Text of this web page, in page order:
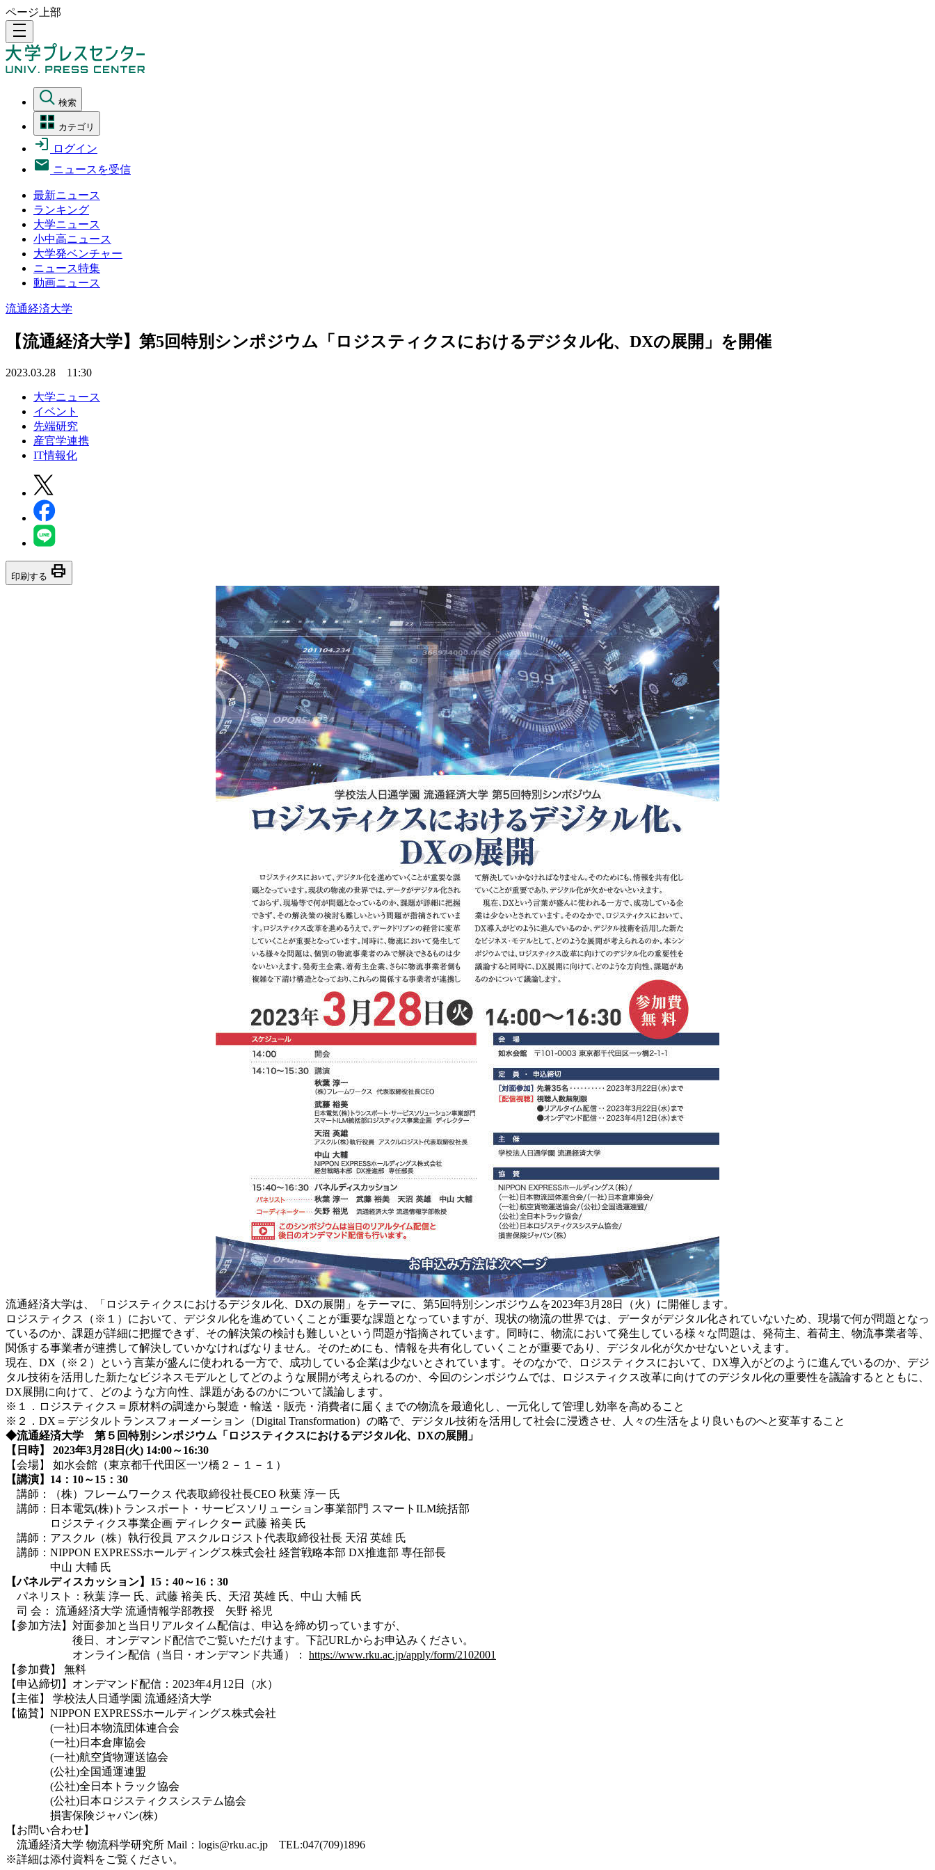
ページ上部
density_medium
検索
カテゴリ
ログイン
ニュースを受信
最新ニュース
ランキング
大学ニュース
小中高ニュース
大学発ベンチャー
ニュース特集
動画ニュース
流通経済大学
【流通経済大学】第5回特別シンポジウム「ロジスティクスにおけるデジタル化、DXの展開」を開催
2023.03.28 11:30
大学ニュース
イベント
先端研究
産官学連携
IT情報化
印刷する print
流通経済大学は、「ロジスティクスにおけるデジタル化、DXの展開」をテーマに、第5回特別シンポジウムを2023年3月28日（火）に開催します。
ロジスティクス（※１）において、デジタル化を進めていくことが重要な課題となっていますが、現状の物流の世界では、データがデジタル化されていないため、現場で何が問題となっ
ているのか、課題が詳細に把握できず、その解決策の検討も難しいという問題が指摘されています。同時に、物流において発生している様々な問題は、発荷主、着荷主、物流事業者等、
関係する事業者が連携して解決していかなければなりません。そのためにも、情報を共有化していくことが重要であり、デジタル化が欠かせないといえます。
現在、DX（※２）という言葉が盛んに使われる一方で、成功している企業は少ないとされています。そのなかで、ロジスティクスにおいて、DX導入がどのように進んでいるのか、デジ
タル技術を活用した新たなビジネスモデルとしてどのような展開が考えられるのか、今回のシンポジウムでは、ロジスティクス改革に向けてのデジタル化の重要性を議論するとともに、
DX展開に向けて、どのような方向性、課題があるのかについて議論します。
※１．ロジスティクス＝原材料の調達から製造・輸送・販売・消費者に届くまでの物流を最適化し、一元化して管理し効率を高めること
※２．DX＝デジタルトランスフォーメーション（Digital Transformation）の略で、デジタル技術を活用して社会に浸透させ、人々の生活をより良いものへと変革すること
◆流通経済大学 第５回特別シンポジウム「ロジスティクスにおけるデジタル化、DXの展開」
【日時】 2023年3月28日(火) 14:00～16:30
【会場】 如水会館（東京都千代田区一ツ橋２－１－１）
【講演】14：10～15：30
講師：（株）フレームワークス 代表取締役社長CEO 秋葉 淳一 氏
講師：日本電気(株)トランスポート・サービスソリューション事業部門 スマートILM統括部
ロジスティクス事業企画 ディレクター 武藤 裕美 氏
講師：アスクル（株）執行役員 アスクルロジスト代表取締役社長 天沼 英雄 氏
講師：NIPPON EXPRESSホールディングス株式会社 経営戦略本部 DX推進部 専任部長
中山 大輔 氏
【パネルディスカッション】15：40～16：30
パネリスト：秋葉 淳一 氏、武藤 裕美 氏、天沼 英雄 氏、中山 大輔 氏
司 会： 流通経済大学 流通情報学部教授 矢野 裕児
【参加方法】対面参加と当日リアルタイム配信は、申込を締め切っていますが、
後日、オンデマンド配信でご覧いただけます。下記URLからお申込みください。
オンライン配信（当日・オンデマンド共通）： https://www.rku.ac.jp/apply/form/2102001
【参加費】 無料
【申込締切】オンデマンド配信：2023年4月12日（水）
【主催】 学校法人日通学園 流通経済大学
【協賛】NIPPON EXPRESSホールディングス株式会社
(一社)日本物流団体連合会
(一社)日本倉庫協会
(一社)航空貨物運送協会
(公社)全国通運連盟
(公社)全日本トラック協会
(公社)日本ロジスティクスシステム協会
損害保険ジャパン(株)
【お問い合わせ】
流通経済大学 物流科学研究所 Mail：logis@rku.ac.jp TEL:047(709)1896
※詳細は添付資料をご覧ください。